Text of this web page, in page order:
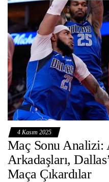
4 Kasım 2025
Maç Sonu Analizi:
Arkadaşları,
Maça Çıkardılar